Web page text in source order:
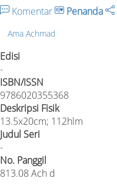
Komentar Penanda
Ama Achmad
Edisi
-
ISBN/ISSN
9786020355368
Deskripsi Fisik
13.5x20cm; 112hlm
Judul Seri
-
No. Panggil
813.08 Ach d